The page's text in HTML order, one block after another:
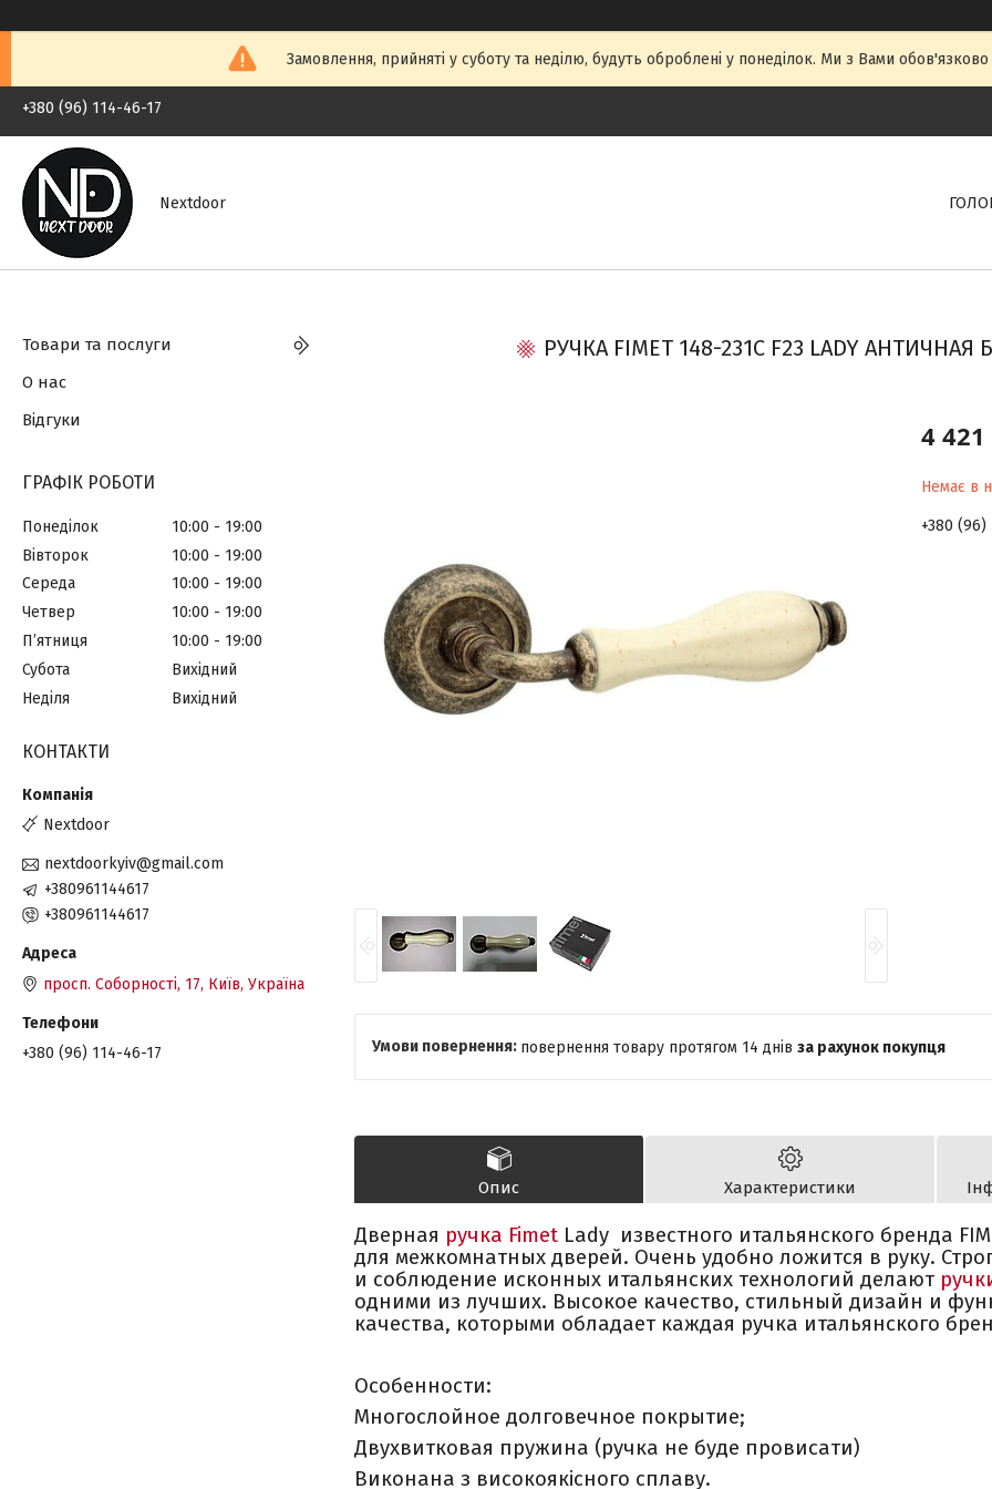
Замовлення, прийняті у суботу та неділю, будуть оброблені у понеділок. Ми з Вами
+380 (96) 114-46-17
Nextdoor
РУЧКА FIMET 148-231C F23 LADY
4
Немає в
+380 (96)
повернення товару протягом 14 днів за рахунок покупця
Опис Характеристики
Дверная ручка Fimet Lady известного итальянского бренда
для межкомнатных дверей. Очень удобно ложится в руку.
и соблюдение исконных итальянских технологий делают
одними из лучших. Высокое качество, стильный дизайн и
качества, которыми обладает каждая ручка итальянского
Особенности:
Многослойное долговечное покрытие;
Двухвитковая пружина (ручка не буде провисати)
Виконана з високоякісного сплаву.
Товари та послуги
О нас
Відгуки
ГРАФІК РОБОТИ
Понеділок 10:00
19:00
Вівторок
10:00
19:00
Середа
10:00
19:00
Четвер
10:00
19:00
Пʼятниця
10:00
19:00
Субота
Вихідний
Неділя
Вихідний
КОНТАКТИ
Nextdoor
nextdoorkyiv@gmail.com
+380961144617
+380961144617
просп. Соборності, 17, Київ, Україна
+380 (96) 114-46-17